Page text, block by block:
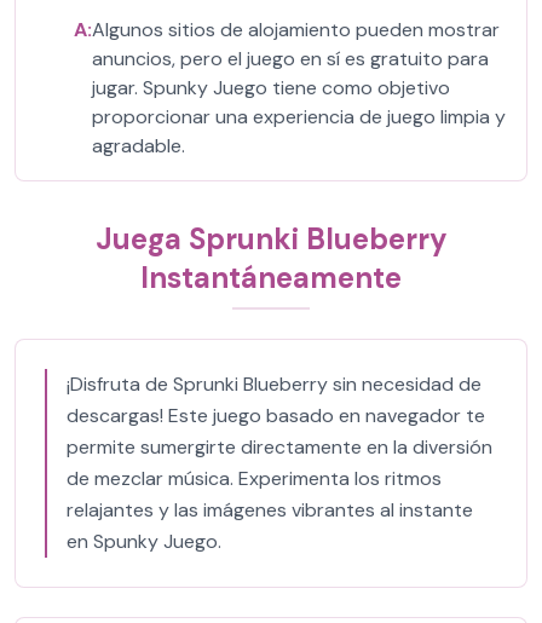
A:Algunos sitios de alojamiento pueden mostrar
anuncios, pero el juego en sí es gratuito para
jugar. Spunky Juego tiene como objetivo
proporcionar una experiencia de juego limpia y
agradable.
Juega Sprunki Blueberry
Instantáneamente
¡Disfruta de Sprunki Blueberry sin necesidad de
descargas! Este juego basado en navegador te
permite sumergirte directamente en la diversión
de mezclar música. Experimenta los ritmos
relajantes y las imágenes vibrantes al instante
en Spunky Juego.